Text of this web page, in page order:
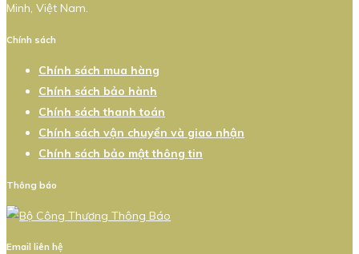
Minh, Việt Nam.
Chính sách
Chính sách mua hàng
Chính sách bảo hành
Chính sách thanh toán
Chính sách vận chuyển và giao nhận
Chính sách bảo mật thông tin
Thông báo
Email liên hệ